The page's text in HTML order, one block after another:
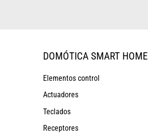
DOMÓTICA SMART HOME
Elementos control
Actuadores
Teclados
Receptores